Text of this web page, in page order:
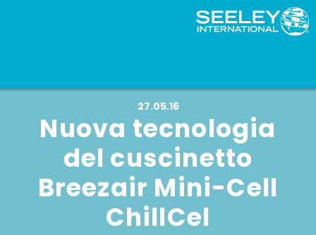
27.05.16
Nuova tecnologia
del cuscinetto
Breezair Mini-Cell
ChillCel